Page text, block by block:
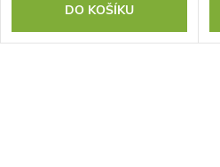
DO KOŠÍKU